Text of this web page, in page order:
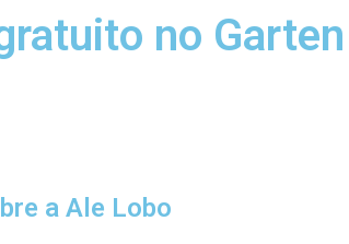
no Garten
a Ale Lobo